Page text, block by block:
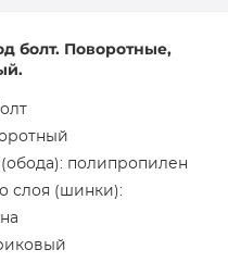
болт. Поворотные,
полипропилен
слоя (шинки):